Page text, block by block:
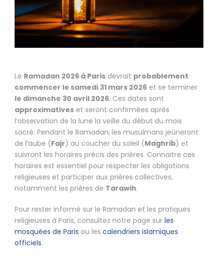
Le Ramadan 2026 à Paris devrait probablement
commencer le samedi 31 mars 2026 et se terminer
le dimanche 30 avril 2026. Ces dates sont
approximatives et seront confirmées après
l’observation de la lune la veille du début du mois
sacré. Pendant le Ramadan, les musulmans jeûneront
de l’aube (Fajr) au coucher du soleil (Maghrib) et
suivront les horaires précis des prières. Connaitre ces
horaires est essentiel pour respecter les obligations
religieuses et participer aux prières collectives,
notamment les prières de Tarawih.
Pour rester informé sur le Ramadan et les pratiques
religieuses à Paris, consultez notre page sur les
mosquées de Paris ou les calendriers islamiques
officiels.